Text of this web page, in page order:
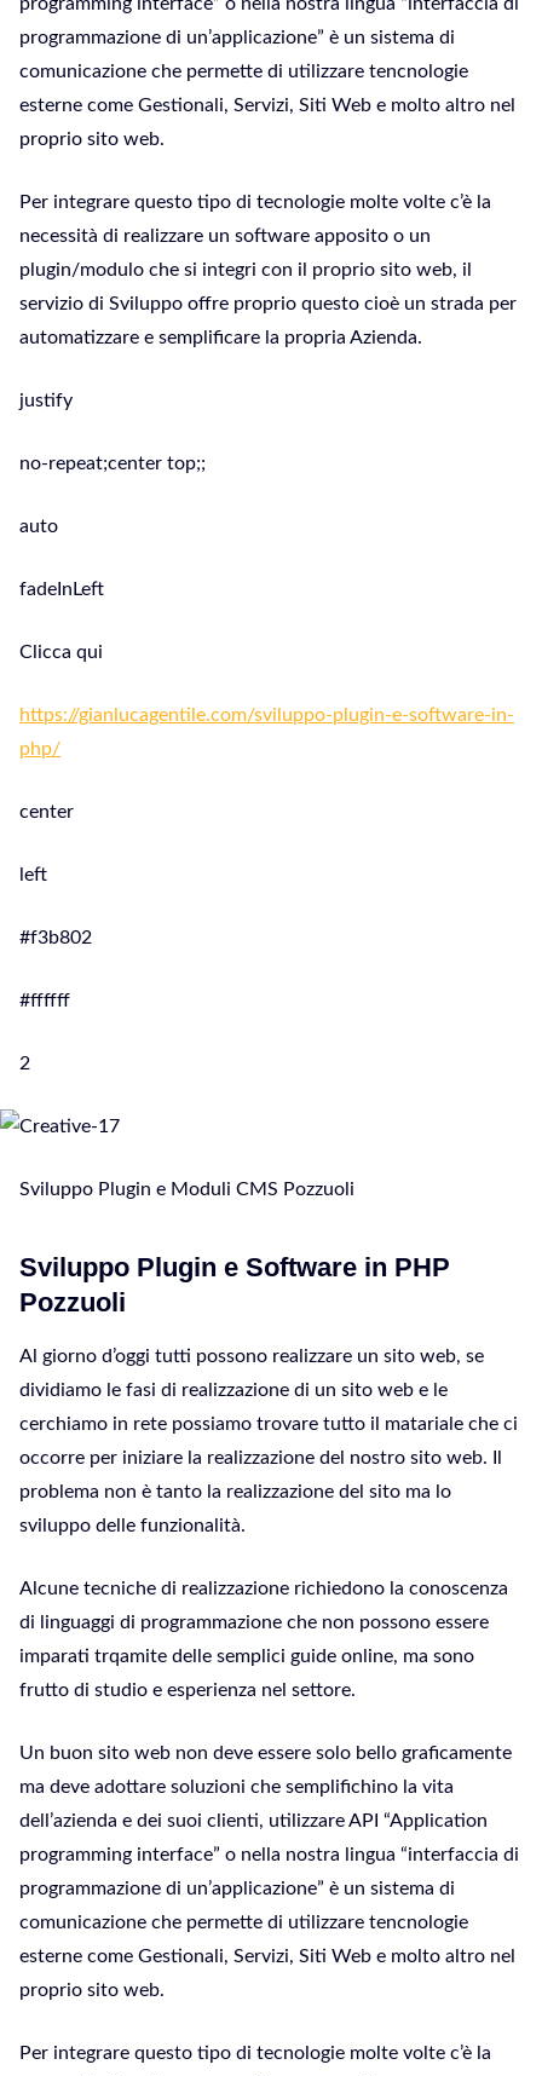
programmazione di un’applicazione” è un sistema di
comunicazione che permette di utilizzare tencnologie
esterne come Gestionali, Servizi, Siti Web e molto altro nel
proprio sito web.
Per integrare questo tipo di tecnologie molte volte c’è la
necessità di realizzare un software apposito o un
plugin/modulo che si integri con il proprio sito web, il
servizio di Sviluppo offre proprio questo cioè un strada per
automatizzare e semplificare la propria Azienda.
justify
no-repeat;center top;;
auto
fadeInLeft
Clicca qui
https://gianlucagentile.com/sviluppo-plugin-e-software-in-
php/
center
left
#f3b802
#ffffff
2
Sviluppo Plugin e Moduli CMS Pozzuoli
Sviluppo Plugin e Software in PHP
Pozzuoli
Al giorno d’oggi tutti possono realizzare un sito web, se
dividiamo le fasi di realizzazione di un sito web e le
cerchiamo in rete possiamo trovare tutto il matariale che ci
occorre per iniziare la realizzazione del nostro sito web. Il
problema non è tanto la realizzazione del sito ma lo
sviluppo delle funzionalità.
Alcune tecniche di realizzazione richiedono la conoscenza
di linguaggi di programmazione che non possono essere
imparati trqamite delle semplici guide online, ma sono
frutto di studio e esperienza nel settore.
Un buon sito web non deve essere solo bello graficamente
ma deve adottare soluzioni che semplifichino la vita
dell’azienda e dei suoi clienti, utilizzare API “Application
programming interface” o nella nostra lingua “interfaccia di
programmazione di un’applicazione” è un sistema di
comunicazione che permette di utilizzare tencnologie
esterne come Gestionali, Servizi, Siti Web e molto altro nel
proprio sito web.
Per integrare questo tipo di tecnologie molte volte c’è la